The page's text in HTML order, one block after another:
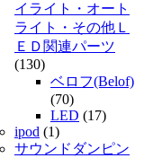
イライト・オート
ライト・その他Ｌ
ＥＤ関連パーツ
(130)
ベロフ(Belof)
(70)
LED (17)
ipod (1)
サウンドダンピン